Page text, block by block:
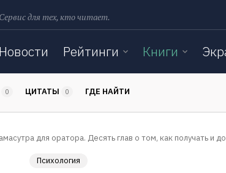
Сервис для тех, кто читает.
Новости Рейтинги Книги
0 ЦИТАТЫ 0 ГДЕ НАЙТИ
для оратора. Десять глав о том, как получать и
Психология